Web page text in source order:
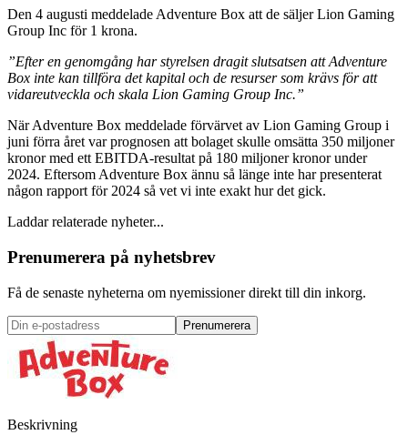
Den 4 augusti meddelade Adventure Box att de säljer Lion Gaming
Group Inc för 1 krona.
”Efter en genomgång har styrelsen dragit slutsatsen att Adventure
Box inte kan tillföra det kapital och de resurser som krävs för att
vidareutveckla och skala Lion Gaming Group Inc.”
När Adventure Box meddelade förvärvet av Lion Gaming Group i
juni förra året var prognosen att bolaget skulle omsätta 350 miljoner
kronor med ett EBITDA-resultat på 180 miljoner kronor under
2024. Eftersom Adventure Box ännu så länge inte har presenterat
någon rapport för 2024 så vet vi inte exakt hur det gick.
Laddar relaterade nyheter...
Prenumerera på nyhetsbrev
Få de senaste nyheterna om nyemissioner direkt till din inkorg.
Prenumerera
Beskrivning